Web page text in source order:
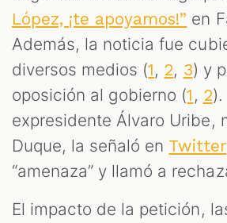
López, ¡te apoyamos!” en
Además, la noticia fue
diversos medios (1, 2, 3) y
oposición al gobierno (1 , 2
expresidente Álvaro Uribe,
Duque, la señaló en Twitter
“amenaza” y llamó a
El impacto de la petición,